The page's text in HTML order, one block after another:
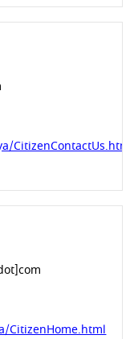
CitizenContactUs.html
CitizenHome.html